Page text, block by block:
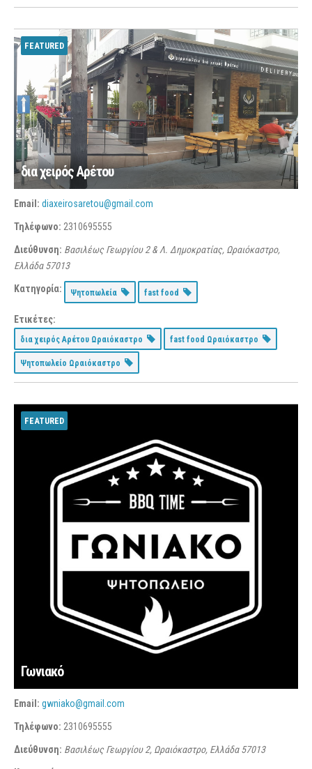
FEATURED
δια χειρός Αρέτου
Email: diaxeirosaretou@gmail.com
Τηλέφωνο: 2310695555
Διεύθυνση: Βασιλέως Γεωργίου 2 & Λ. Δημοκρατίας, Ωραιόκαστρο,
Ελλάδα 57013
Κατηγορία: Ψητοπωλεία fast food
Ετικέτες:
δια χειρός Αρέτου Ωραιόκαστρο fast food Ωραιόκαστρο
Ψητοπωλείο Ωραιόκαστρο
FEATURED
Γωνιακό
Email: gwniako@gmail.com
Τηλέφωνο: 2310695555
Διεύθυνση: Βασιλέως Γεωργίου 2, Ωραιόκαστρο, Ελλάδα 57013